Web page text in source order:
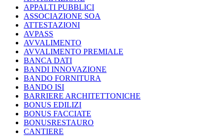
APPALTI PUBBLICI
ASSOCIAZIONE SOA
ATTESTAZIONI
AVPASS
AVVALIMENTO
AVVALIMENTO PREMIALE
BANCA DATI
BANDI INNOVAZIONE
BANDO FORNITURA
BANDO ISI
BARRIERE ARCHITETTONICHE
BONUS EDILIZI
BONUS FACCIATE
BONUSRESTAURO
CANTIERE